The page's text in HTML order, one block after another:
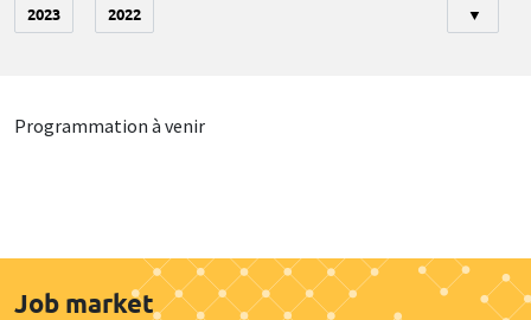
2023 2022 ▼
Programmation à venir
Job market